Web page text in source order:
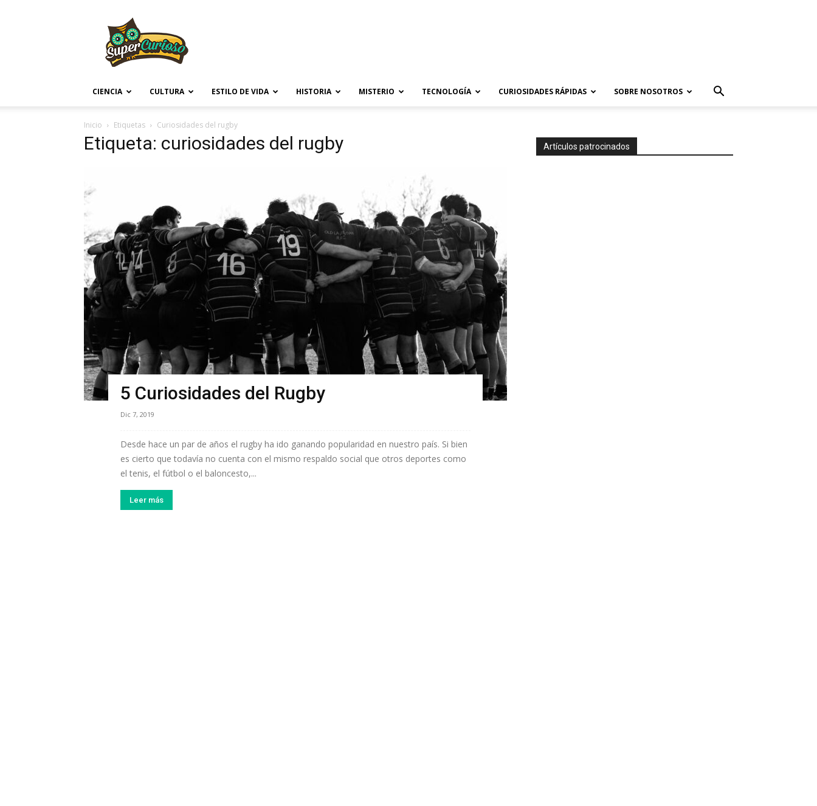
CIENCIA CULTURA ESTILO DE VIDA HISTORIA MISTERIO TECNOLOGÍA CURIOSIDADES RÁPIDAS SOBRE NOSOTROS
Inicio Etiquetas Curiosidades del rugby
Etiqueta: curiosidades del rugby
5 Curiosidades del Rugby
Dic 7, 2019
Desde hace un par de años el rugby ha ido ganando popularidad en nuestro país. Si bien
es cierto que todavía no cuenta con el mismo respaldo social que otros deportes como
el tenis, el fútbol o el baloncesto,...
Leer más
Artículos patrocinados